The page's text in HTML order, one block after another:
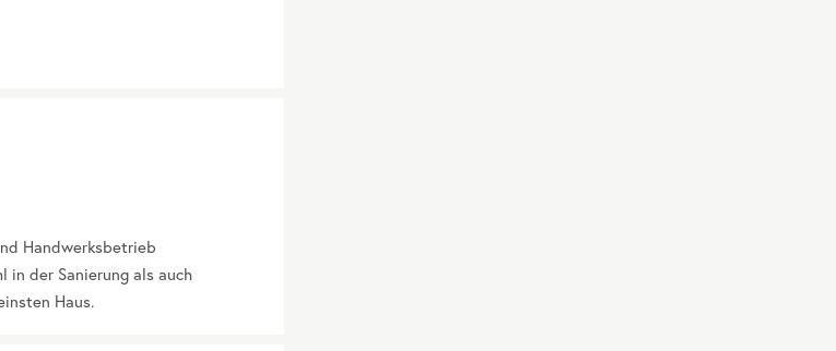
Handwerksbetrieb
in der Sanierung als auch
Haus.